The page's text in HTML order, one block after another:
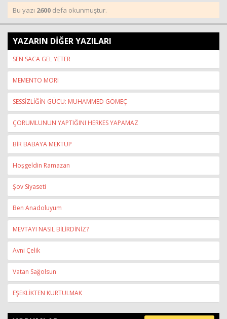
Bu yazı 2600 defa okunmuştur.
YAZARIN DİĞER YAZILARI
SEN SACA GEL YETER
MEMENTO MORI
SESSİZLİĞİN GÜCÜ: MUHAMMED GÖMEÇ
ÇORUMLUNUN YAPTIĞINI HERKES YAPAMAZ
BİR BABAYA MEKTUP
Hoşgeldin Ramazan
Şov Siyaseti
Ben Anadoluyum
MEVTAYI NASIL BİLİRDİNİZ?
Avni Çelik
Vatan Sağolsun
EŞEKLİKTEN KURTULMAK